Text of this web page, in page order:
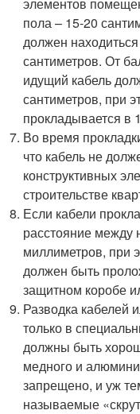
пола – 15-20
должен
сантиметров. От
идущий кабель
сантиметров, при
прокладывается в
Во время
что кабель не
конструктивных
строительстве
Если кабели
расстояние
миллиметров, при
должен быть
защитном коробе
Разводка кабелей
только в
должны быть
медного и
запрещено, и уж
называемые